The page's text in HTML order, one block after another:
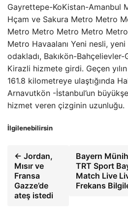
Gayrettepe-KoKistan-Amanbul
Hçam ve Sakura Metro Metro
Metro Metro Metro Metro
Metro Havaalanı Yeni nesli,
odakladı, Bakıkön-
Kirazli hizmete girdi. Geçen
161.8 kilometreye ulaştığında
Arnavutkön -İstanbul’un
hizmet veren çizginin uzunluğu.
İlgilenebilirsin
← Jordan,
Mısır ve
Fransa
Gazze’de
ateş istedi
Bayern
TRT Sport
Match Live
Frekans